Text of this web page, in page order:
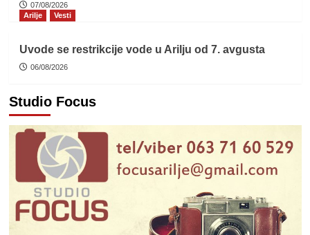
07/08/2026
Arilje
Vesti
Uvode se restrikcije vode u Arilju od 7. avgusta
06/08/2026
Studio Focus